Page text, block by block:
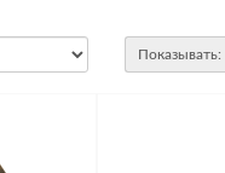
Показывать: